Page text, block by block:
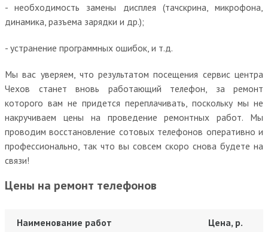
- необходимость замены дисплея (тачскрина, микрофона,
динамика, разъема зарядки и др.);
- устранение программных ошибок, и т.д.
Мы вас уверяем, что результатом посещения сервис центра
Чехов станет вновь работающий телефон, за ремонт
которого вам не придется переплачивать, поскольку мы не
накручиваем цены на проведение ремонтных работ. Мы
проводим восстановление сотовых телефонов оперативно и
профессионально, так что вы совсем скоро снова будете на
связи!
Цены на ремонт телефонов
Наименование работ Цена, р.